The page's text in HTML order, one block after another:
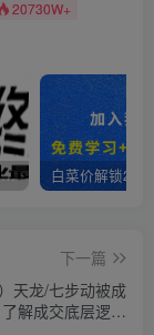
20730W+
全网VIP课程 无损下载~
下一篇
天龙/七步动被成
解成交底层逻辑